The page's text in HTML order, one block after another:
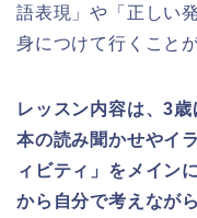
語表現」や「正しい
身につけて行くこと
レッスン内容は、3
本の読み聞かせやイ
ィビティ」をメイン
から自分で考えなが